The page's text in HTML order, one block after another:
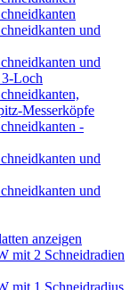
und
und
Loch
Messerköpfe
-
und
und
anzeigen
mit 2 Schneidradien
mit 1 Schneidradius